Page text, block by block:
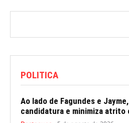
POLITICA
Ao lado de Fagundes e
candidatura e minimiza atrito